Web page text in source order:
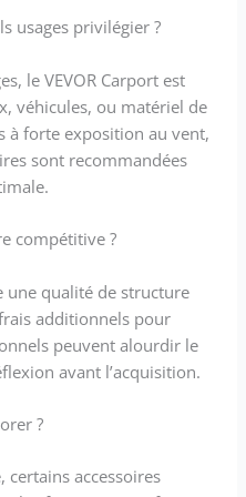
à la rouille et à
de tous les
compris des
détaillées.
les pièces
vous
moins deux
usages privilégier ?
le VEVOR Carport est
véhicules, ou matériel de
à forte exposition au vent,
sont recommandées
compétitive ?
une qualité de structure
additionnels pour
peuvent alourdir le
avant l’acquisition.
?
accessoires